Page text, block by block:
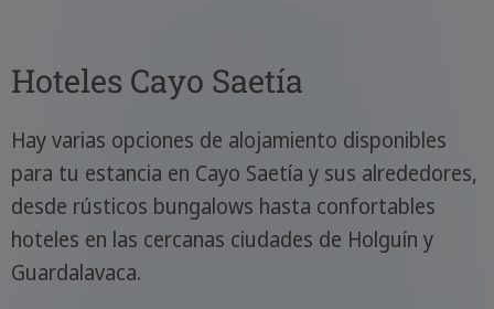
Hoteles Cayo Saetía
Hay varias opciones de alojamiento disponibles
para tu estancia en Cayo Saetía y sus alrededores,
desde rústicos bungalows hasta confortables
hoteles en las cercanas ciudades de Holguín y
Guardalavaca.